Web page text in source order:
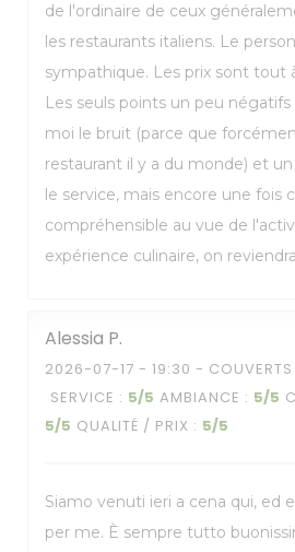
de l'ordinaire de ceux
les restaurants italiens. Le
sympathique. Les prix sont tout
Les seuls points un peu
moi le bruit (parce que
restaurant il y a du monde) et
le service, mais encore une fois
compréhensible au vue de
expérience culinaire, on
Alessia P
2026-07-17 - 19:30 - COUVERTS
SERVICE : 5/5 AMBIANCE : 5/5
5/5 QUALITÉ / PRIX : 5/5
Siamo venuti ieri a cena qui, ed
per me. È sempre tutto